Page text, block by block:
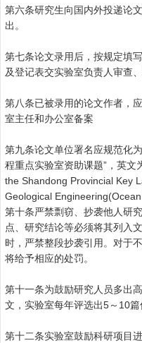
第六条研究生向国内外投递论
出。
第七条论文录用后，按规定填
及登记表交实验室负责人审查
第八条已被录用的论文作者，
室主任和办公室备案
第九条论文单位署名应规范化
程重点实验室资助课题”，英文
the Shandong Provincial Key
Geological
第十条严禁剽窃、抄袭他人研
点、研究结论等必须将其列入
时，严禁整段抄袭引用。对于
将给予相应的处罚。
第十一条为鼓励研究人员多出
文，实验室每年评选出5～ 10篇
第十二条实验室鼓励科研项目